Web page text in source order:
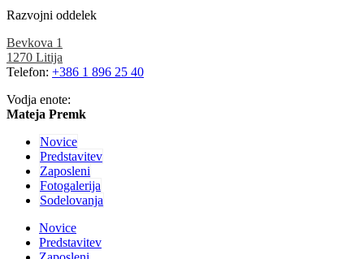
Razvojni oddelek
Bevkova 1
1270 Litija
Telefon: +386 1 896 25 40
Vodja enote:
Mateja Premk
Novice
Predstavitev
Zaposleni
Fotogalerija
Sodelovanja
Novice
Predstavitev